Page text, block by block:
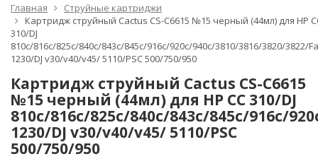
Главная
Струйные картриджи
Картридж струйный Cactus CS-C6615 №15 черный (44мл) для HP
310/DJ
810c/816c/825c/840c/843c/845c/916c/920c/940c/3810/3816/3820/3822/
1230/DJ v30/v40/v45/ 5110/PSC 500/750/950
Картридж струйный Cactus CS-C6615
№15 черный (44мл) для HP CC 310/DJ
810c/816c/825c/840c/843c/845c/916c/
1230/DJ v30/v40/v45/ 5110/PSC
500/750/950